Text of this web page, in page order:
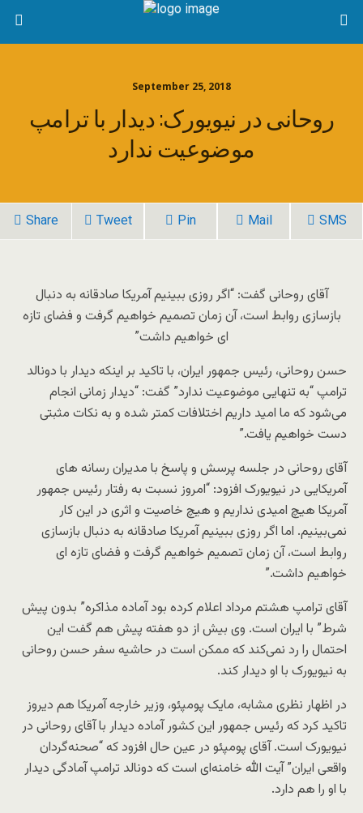
September 25, 2018
روحانی در نیویورک: دیدار با ترامپ
موضوعیت ندارد
Share Tweet Pin Mail SMS
آقای روحانی گفت: “اگر روزی ببینیم آمریکا صادقانه به دنبال
بازسازی روابط است، آن زمان تصمیم خواهیم گرفت و فضای تازه
ای خواهیم داشت”
حسن روحانی، رئیس جمهور ایران، با تاکید بر اینکه دیدار با دونالد
ترامپ “به تنهایی موضوعیت ندارد” گفت: “دیدار زمانی انجام
می‌شود که ما امید داریم اختلافات کمتر شده و به نکات مثبتی
دست خواهیم یافت.”
آقای روحانی در جلسه پرسش و پاسخ با مدیران رسانه های
آمریکایی در نیویورک افزود: “امروز نسبت به رفتار رئیس جمهور
آمریکا هیچ امیدی نداریم و هیچ خاصیت و اثری در این کار
نمی‌بینیم. اما اگر روزی ببینیم آمریکا صادقانه به دنبال بازسازی
روابط است، آن زمان تصمیم خواهیم گرفت و فضای تازه ای
خواهیم داشت.”
آقای ترامپ هشتم مرداد اعلام کرده بود آماده مذاکره” بدون پیش
شرط” با ایران است. وی بیش از دو هفته پیش هم گفت این
احتمال را رد نمی‌کند که ممکن است در حاشیه سفر حسن روحانی
به نیویورک با او دیدار کند.
در اظهار نظری مشابه، مایک پومپئو، وزیر خارجه آمریکا هم دیروز
تاکید کرد که رئیس جمهور این کشور آماده دیدار با آقای روحانی در
نیویورک است. آقای پومپئو در عین حال افزود که “صحنه‌گردان
واقعی ایران” آیت الله خامنه‌ای است که دونالد ترامپ آمادگی دیدار
با او را هم دارد.